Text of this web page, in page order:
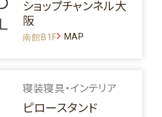
ショップチャンネル大
阪
南館B1F MAP
寝装寝具・インテリア
ピロースタンド